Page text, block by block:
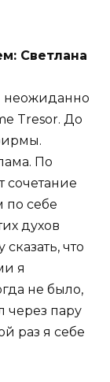
Светлана
неожиданно
Tresor. До
По
сочетание
по себе
духов
что
я
не было,
через пару
раз я себе